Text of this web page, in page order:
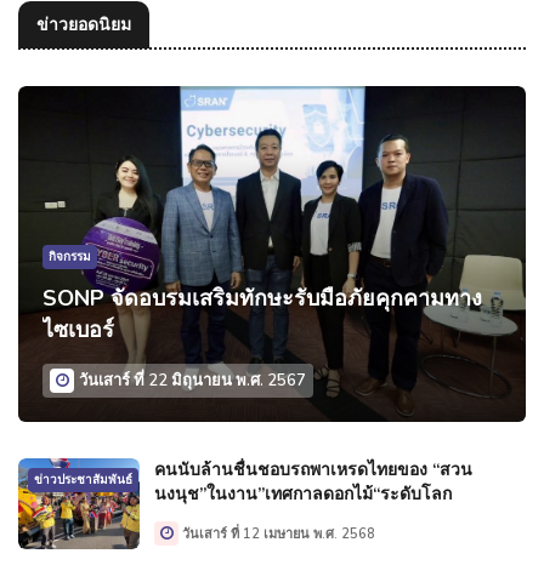
ข่าวยอดนิยม
กิจกรรม
SONP จัดอบรมเสริมทักษะรับมือภัยคุกคามทาง
ไซเบอร์
วันเสาร์ ที่ 22 มิถุนายน พ.ศ. 2567
ข่าวประชาสัมพันธ์
คนนับล้านชื่นชอบรถพาเหรดไทยของ “สวน
นงนุช”ในงาน”เทศกาลดอกไม้“ระดับโลก
วันเสาร์ ที่ 12 เมษายน พ.ศ. 2568